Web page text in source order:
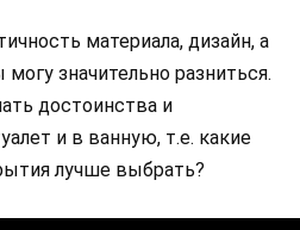
материала, дизайн, а
значительно разниться.
достоинства и
и в ванную, т.е. какие
лучше выбрать?